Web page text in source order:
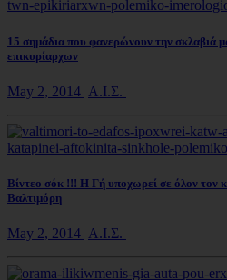
15 σημάδια που φανερώνουν την σκλαβιά
επικυρίαρχων
May 2, 2014 Α.Ι.Σ.
Βίντεο σόκ !!! Η Γή υποχωρεί σε όλον τον
Βαλτιμόρη
May 2, 2014 Α.Ι.Σ.